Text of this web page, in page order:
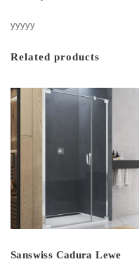
yyyyy
Related products
Sanswiss Cadura Lewe